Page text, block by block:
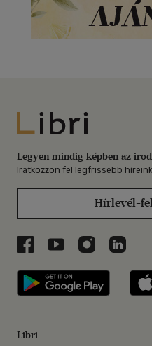
Libri
Legyen mindig képben az
Iratkozzon fel legfrissebb
Hírlevél-
Libri a Facebookon
Libri a Youtube-
Libri azLibri
Libri
Libri